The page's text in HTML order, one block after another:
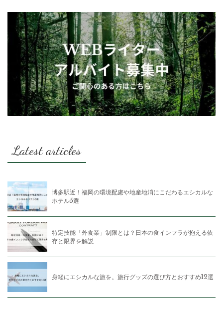
Latest articles
博多駅近！福岡の環境配慮や地産地消にこだわるエシカルな
ホテル5選
特定技能「外食業」制限とは？日本の食インフラが抱える依
存と限界を解説
身軽にエシカルな旅を。旅行グッズの選び方とおすすめ12選